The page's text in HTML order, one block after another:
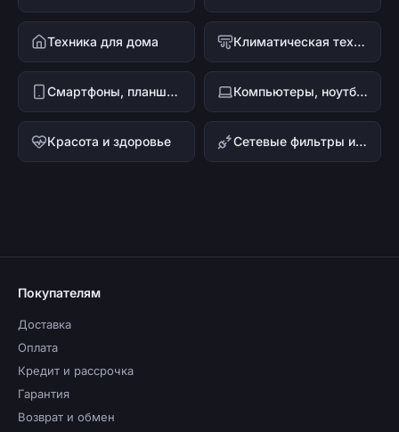
Техника для дома Климатическая техника
Смартфоны, планшеты, гаджеты Компьютеры, ноутбуки и офисная техника
Красота и здоровье Сетевые фильтры и стабилизаторы напряжения
Покупателям
Доставка
Оплата
Кредит и рассрочка
Гарантия
Возврат и обмен